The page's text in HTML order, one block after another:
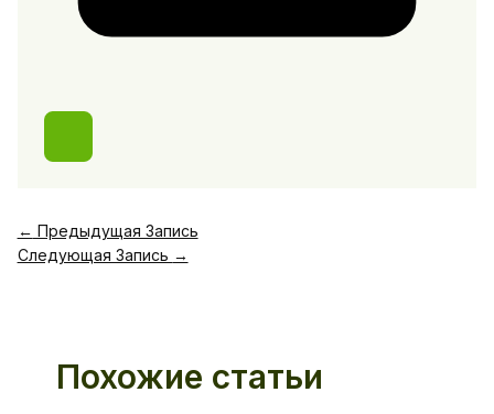
← Предыдущая Запись
Следующая Запись →
Похожие статьи